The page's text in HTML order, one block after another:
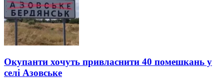
Окупанти хочуть привласнити 40 помешкань у
селі Азовське